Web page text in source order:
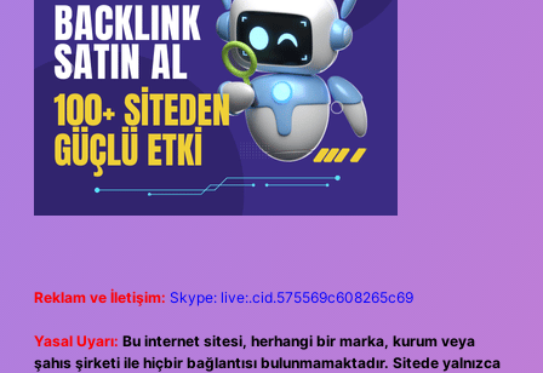
Reklam ve İletişim: Skype: live:.cid.575569c608265c69
Yasal Uyarı: Bu internet sitesi, herhangi bir marka, kurum veya
şahıs şirketi ile hiçbir bağlantısı bulunmamaktadır. Sitede yalnızca